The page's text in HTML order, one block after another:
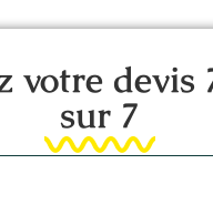
votre devis
sur 7